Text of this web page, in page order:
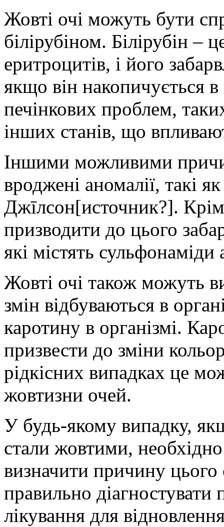
Жовті очі можуть бути
білірубіном. Білірубін –
еритроцитів, і його
якщо він накопичується
печінкових проблем,
інших станів, що
Іншими можливими
вроджені аномалії, такі
Джīлсон[источник?]. Крім
призводити до цього
які містять
Жовті очі також можуть
змін відбуваються в
каротину в організмі.
призвести до зміни
рідкісних випадках це
жовтизни очей.
У будь-якому випадку,
стали жовтими,
визначити причину
правильно діагностувати
лікування для